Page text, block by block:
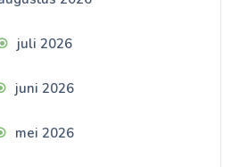
juli 2026
juni 2026
mei 2026